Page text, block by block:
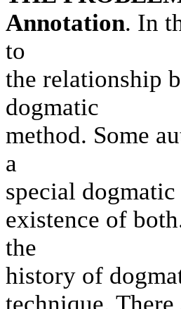
Annotation. In
to
the relationship
dogmatic
method. Some
a
special
existence of
the
history of